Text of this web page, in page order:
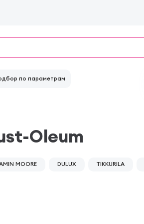
по параметрам
Oleum
MOORE DULUX TIKKURILA